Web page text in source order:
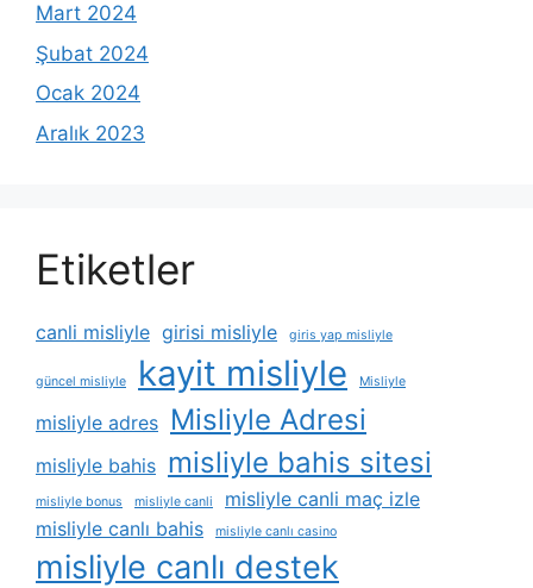
Mart 2024
Şubat 2024
Ocak 2024
Aralık 2023
Etiketler
canli misliyle girisi misliyle giris yap misliyle
güncel misliyle kayit misliyle Misliyle
misliyle adres Misliyle Adresi
misliyle bahis misliyle bahis sitesi
misliyle bonus misliyle canli
misliyle canli maç izle
misliyle canlı bahis
misliyle canlı casino
misliyle canlı destek